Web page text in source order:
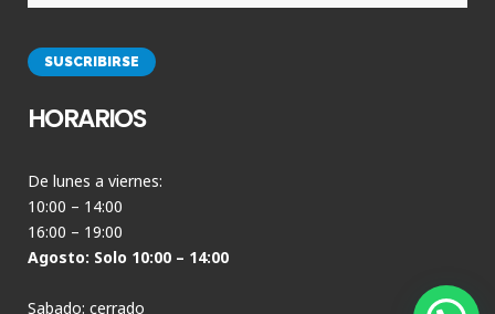
HORARIOS
De lunes a viernes:
10:00 – 14:00
16:00 – 19:00
Agosto: Solo 10:00 – 14:00
Sabado: cerrado